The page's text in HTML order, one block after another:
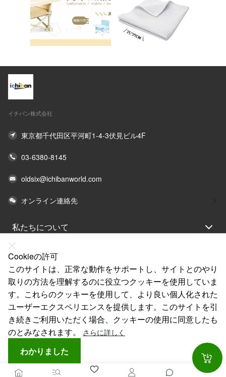
イチバン株式会社
東京都千代田区平河町1-4-3伏見ビル4F
03-6380-8145
oldsix@ichibanworld.com
オンライン連絡先
私たちについて
法律声明
ヘルプ
サービス
リンク
Cookieの許可
このサイトは、正常な動作をサポートし、サイトとのやり
取りの方法を理解するのに役立つクッキーを使用していま
す。これらのクッキーを使用して、より良い個人化された
ユーザーエクスペリエンスを提供します。このサイトを引
き続きご利用いただく場合、クッキーの使用に同意したも
のとみなされます。
さらに詳しく
わかりました